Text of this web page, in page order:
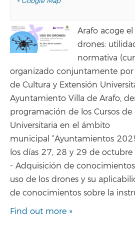
Arafo acoge
drones:
normativa
organizado conjuntamente
de Cultura y Extensión
Ayuntamiento Villa de Arafo,
programación de los Cursos de
Universitaria en el ámbito
municipal “Ayuntamientos
los días 27, 28 y 29 de
- Adquisición de
uso de los drones y su
de conocimientos sobre la
Find out more »